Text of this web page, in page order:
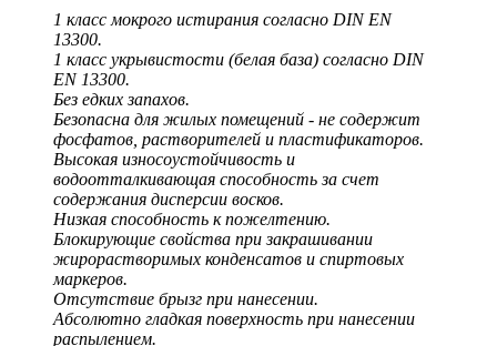
1 класс мокрого истирания согласно DIN EN
13300.
1 класс укрывистости (белая база) согласно DIN
EN 13300.
Без едких запахов.
Безопасна для жилых помещений - не содержит
фосфатов, растворителей и пластификаторов.
Высокая износоустойчивость и
водоотталкивающая способность за счет
содержания дисперсии восков.
Низкая способность к пожелтению.
Блокирующие свойства при закрашивании
жирорастворимых конденсатов и спиртовых
маркеров.
Отсутствие брызг при нанесении.
Абсолютно гладкая поверхность при нанесении
распылением.